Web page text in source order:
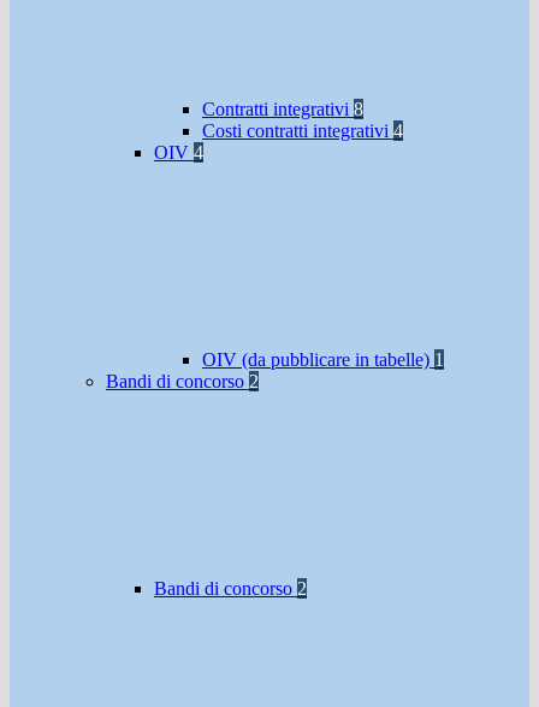
Contratti integrativi 8
Costi contratti integrativi 4
OIV 4
OIV (da pubblicare in tabelle) 1
Bandi di concorso 2
Bandi di concorso 2